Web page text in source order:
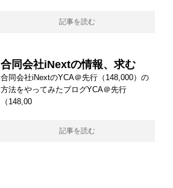
記事を読む
合同会社iNextの情報、求む
合同会社iNextのYCA＠先行（148,000）の
方法をやってみたブログYCA＠先行
（148,00
記事を読む